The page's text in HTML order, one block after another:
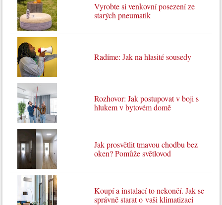
Vyrobte si venkovní posezení ze
starých pneumatik
Radíme: Jak na hlasité sousedy
Rozhovor: Jak postupovat v boji s
hlukem v bytovém domě
Jak prosvětlit tmavou chodbu bez
oken? Pomůže světlovod
Koupí a instalací to nekončí. Jak se
správně starat o vaši klimatizaci